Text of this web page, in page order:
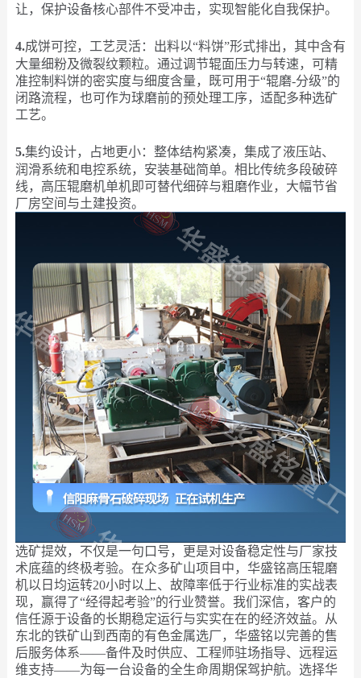
让，保护设备核心部件不受冲击，实现智能化自我保护。
4.成饼可控，工艺灵活：出料以“料饼”形式排出，其中含有
大量细粉及微裂纹颗粒。通过调节辊面压力与转速，可精
准控制料饼的密实度与细度含量，既可用于“辊磨-分级”的
闭路流程，也可作为球磨前的预处理工序，适配多种选矿
工艺。
5.集约设计，占地更小：整体结构紧凑，集成了液压站、
润滑系统和电控系统，安装基础简单。相比传统多段破碎
线，高压辊磨机单机即可替代细碎与粗磨作业，大幅节省
厂房空间与土建投资。
选矿提效，不仅是一句口号，更是对设备稳定性与厂家技
术底蕴的终极考验。在众多矿山项目中，华盛铭高压辊磨
机以日均运转20小时以上、故障率低于行业标准的实战表
现，赢得了“经得起考验”的行业赞誉。我们深信，客户的
信任源于设备的长期稳定运行与实实在在的经济效益。从
东北的铁矿山到西南的有色金属选厂，华盛铭以完善的售
后服务体系——备件及时供应、工程师驻场指导、远程运
维支持——为每一台设备的全生命周期保驾护航。选择华